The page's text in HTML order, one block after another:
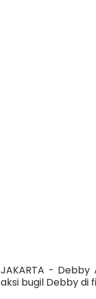
JAKARTA -
aksi bugil Debby di